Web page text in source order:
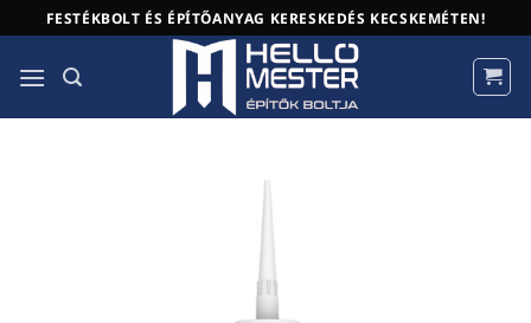
to
content
FESTÉKBOLT ÉS ÉPÍTŐANYAG KERESKEDÉS KECSKEMÉTEN!